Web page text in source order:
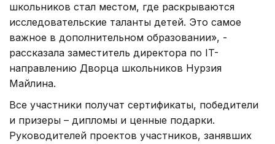
школьников стал местом, где раскрываются
исследовательские таланты детей. Это самое
важное в дополнительном образовании», -
рассказала заместитель директора по IT-
направлению Дворца школьников Нурзия
Майлина.
Все участники получат сертификаты, победители
и призеры – дипломы и ценные подарки.
Руководителей проектов участников, занявших